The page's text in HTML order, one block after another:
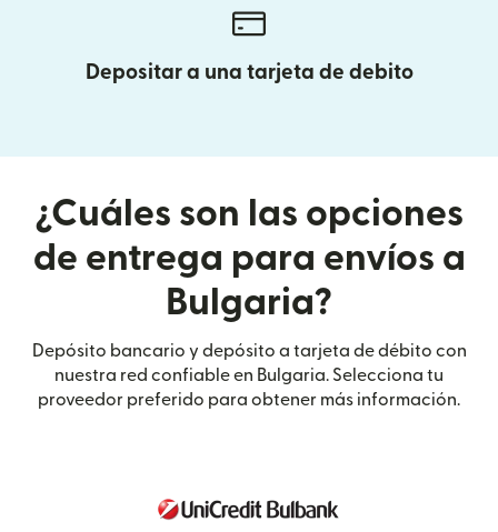
Depositar a una tarjeta de debito
¿Cuáles son las opciones
de entrega para envíos a
Bulgaria?
Depósito bancario y depósito a tarjeta de débito con
nuestra red confiable en Bulgaria. Selecciona tu
proveedor preferido para obtener más información.